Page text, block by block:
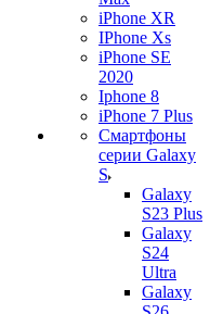
iPhone XR
IPhone Xs
iPhone SE
2020
Iphone 8
iPhone 7 Plus
Смартфоны
серии Galaxy
S
Galaxy
S23 Plus
Galaxy
S24
Ultra
Galaxy